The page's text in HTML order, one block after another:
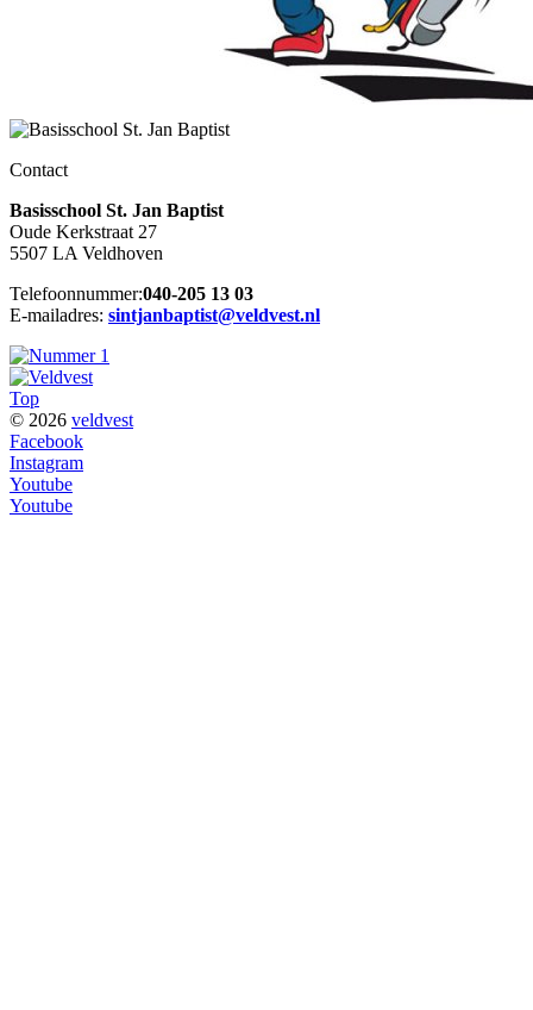
Contact
Basisschool St. Jan Baptist
Oude Kerkstraat 27
5507 LA Veldhoven
Telefoonnummer:040-205 13 03
E-mailadres: sintjanbaptist@veldvest.nl
Top
© 2026 veldvest
Facebook
Instagram
Youtube
Youtube